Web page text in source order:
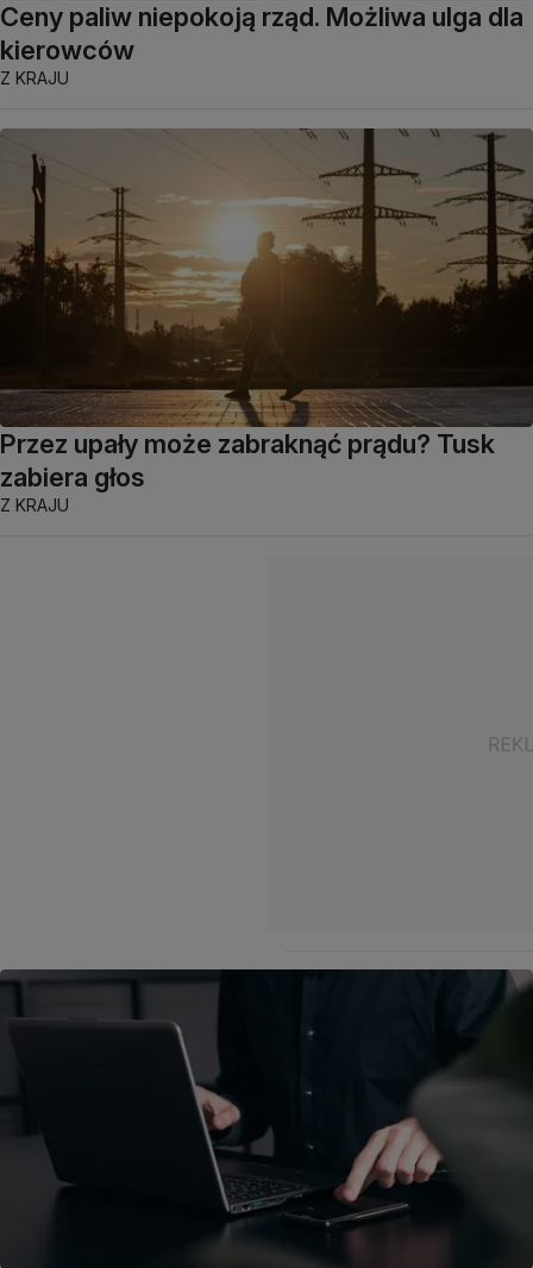
Ceny paliw niepokoją rząd. Możliwa ulga dla
kierowców
Z KRAJU
Przez upały może zabraknąć prądu? Tusk
zabiera głos
Z KRAJU